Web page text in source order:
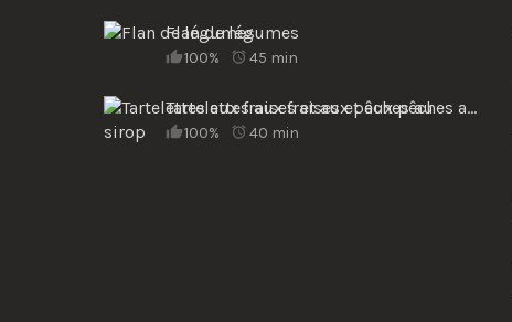
Flan de légumes
100% 45 min
Tartelettes aux fraises et aux pêches au sirop
100% 40 min